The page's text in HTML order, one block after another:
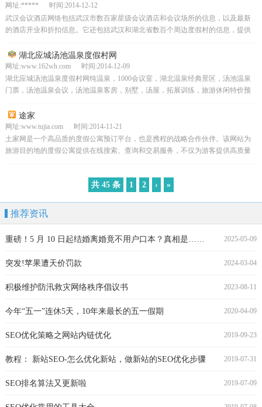
网址:***** 时间:2014-12-12
武汉会议酒店网络包括武汉市数百家星级会议酒店和会议场所的信息，以及最新
的酒店开业和折扣信息。它还包括武汉和湖北省数百个周边度假村的信息，提供
湖北应城汤池温泉度假村网
网址:www.162wh.com 时间:2014-12-09
湖北应城汤池温泉度假村网纯温泉，1000会议室，湖北温泉经典景区，汤池温泉
门票，汤池温泉会议，汤池温泉客房，别墅，汤屋，拓展训练，旅游休闲特价预
途家
网址:www.tujia.com 时间:2014-11-21
土家网是一个高品质的度假公寓预订平台，也是携程的战略合作伙伴。该网站为
旅游目的地的度假公寓提供在线搜索、查询和交易服务，不仅为游客提供高质量
共 45 条 1 2 › »
推荐资讯
2025-05-09
重磅！5 月 10 日起结婚离婚竟不用户口本？真相是……
2024-03-04
突发!苹果遭天价罚款
2023-08-11
积极维护防汛救灾网络秩序倡议书
2020-04-09
今年“五一”连休5天，10年来最长的五一假期
2019-09-23
SEO优化策略之网站内链优化
2019-07-31
教程： 新站SEO-怎么优化新站，做新站的SEO优化步骤
2019-07-09
SEO排名算法又更新啦